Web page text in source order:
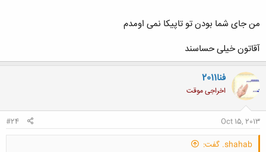
من جای شما بودن تو تاپیکا نمی اومدم
آقاتون خیلی حساسند
فنا2011
اخراجی موقت
Oct 15, 2013
#24
shahab. گفت: